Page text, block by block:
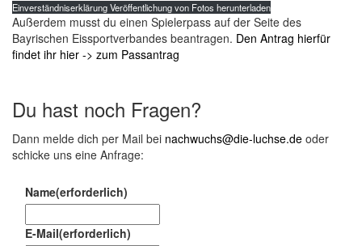
Einverständniserklärung Veröffentlichung von Fotos herunterladen
Außerdem musst du einen Spielerpass auf der Seite des
Bayrischen Eissportverbandes beantragen. Den Antrag hierfür
findet ihr hier -> zum Passantrag
Du hast noch Fragen?
Dann melde dich per Mail bei nachwuchs@die-luchse.de oder
schicke uns eine Anfrage:
Name(erforderlich)
E-Mail(erforderlich)